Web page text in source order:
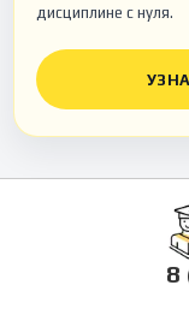
дисциплине с нуля.
8